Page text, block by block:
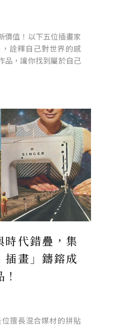
價值！以下五位插畫家
詮釋自己對世界的感
品，讓你找到屬於自己
時代錯疊，集
插畫」鑄鎔成
擅長混合媒材的拼貼